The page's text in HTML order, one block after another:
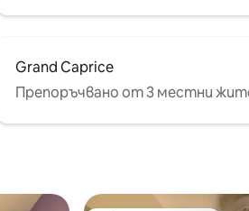
Grand Caprice
Препоръчвано от 3 местни